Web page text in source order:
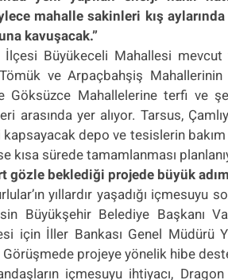
mahalle sakinleri kış
kavuşacak.”
İlçesi Büyükeceli Mahallesi
ve Arpaçbahşiş Mahallerinin
Göksüzce Mahallelerine terfi ve
arasında yer alıyor. Tarsus,
depo ve tesislerin bakım
kısa sürede tamamlanması
gözle beklediği projede büyük adım
yıllardır yaşadığı içmesuyu
Büyükşehir Belediye Başkanı
için İller Bankası Genel Müdürü
projeye yönelik hibe
içmesuyu ihtiyacı, Dragon